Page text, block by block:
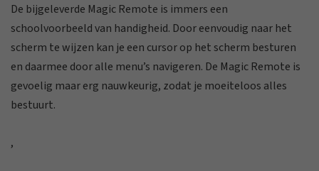
De bijgeleverde Magic Remote is immers een
schoolvoorbeeld van handigheid. Door eenvoudig naar het
scherm te wijzen kan je een cursor op het scherm besturen
en daarmee door alle menu’s navigeren. De Magic Remote is
gevoelig maar erg nauwkeurig, zodat je moeiteloos alles
bestuurt.
,